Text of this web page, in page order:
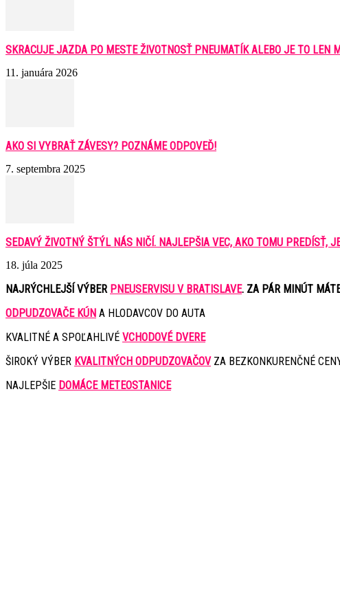
SKRACUJE JAZDA PO MESTE ŽIVOTNOSŤ PNEUMATÍK ALEBO JE TO LEN
11. januára 2026
AKO SI VYBRAŤ ZÁVESY? POZNÁME ODPOVEĎ!
7. septembra 2025
SEDAVÝ ŽIVOTNÝ ŠTÝL NÁS NIČÍ. NAJLEPŠIA VEC, AKO TOMU PREDÍSŤ,
18. júla 2025
NAJRÝCHLEJŠÍ VÝBER PNEUSERVISU V BRATISLAVE. ZA PÁR MINÚT
ODPUDZOVAČE KÚN A HLODAVCOV DO AUTA
KVALITNÉ A SPOĽAHLIVÉ VCHODOVÉ DVERE
ŠIROKÝ VÝBER KVALITNÝCH ODPUDZOVAČOVZA BEZKONKURENČNÉ
NAJLEPŠIE DOMÁCE METEOSTANICE